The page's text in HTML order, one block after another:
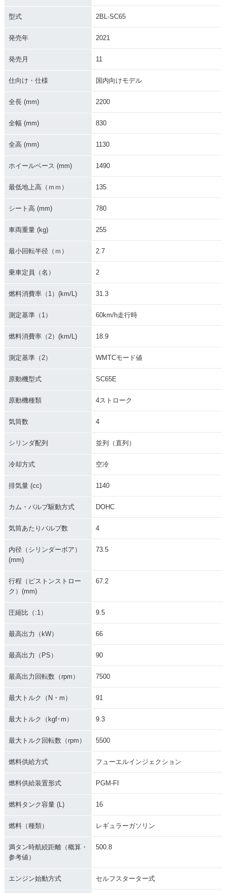
2015年 CB1100EX
別・限定仕様
2014年 CB1100EX
X・新登場
型式 2BL-SC65
発売年 2021
発売月 11
仕向け・仕様 国内向けモデル
全長 (mm) 2200
全幅 (mm) 830
全高 (mm) 1130
ホイールベース (mm) 1490
最低地上高（ｍｍ） 135
シート高 (mm) 780
車両重量 (kg) 255
最小回転半径（ｍ） 2.7
乗車定員（名） 2
燃料消費率（1）(km/L) 31.3
測定基準（1） 60km/h走行時
燃料消費率（2）(km/L) 18.9
測定基準（2） WMTCモード値
原動機型式 SC65E
原動機種類 4ストローク
気筒数 4
シリンダ配列 並列（直列）
冷却方式 空冷
排気量 (cc) 1140
カム・バルブ駆動方式 DOHC
気筒あたりバルブ数 4
内径（シリンダーボア）
(mm)
73.5
行程（ピストンストロー
ク）(mm)
67.2
圧縮比（:1） 9.5
最高出力（kW） 66
最高出力（PS） 90
最高出力回転数（rpm） 7500
最大トルク（N・m） 91
最大トルク（kgf･m） 9.3
最大トルク回転数（rpm） 5500
燃料供給方式 フューエルインジェクション
燃料供給装置形式 PGM-FI
燃料タンク容量 (L) 16
燃料（種類） レギュラーガソリン
満タン時航続距離（概算・
参考値）
500.8
エンジン始動方式 セルフスターター式